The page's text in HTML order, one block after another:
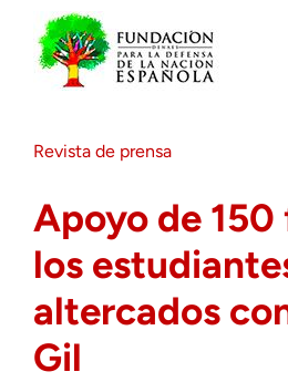
contenido
Actualidad
Actividades
Revista de prensa
Apoyo de 150
los
altercados
Gil